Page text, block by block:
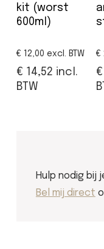
winkelwagen
kit (worst
600ml)
€ 12,00 excl. BTW
€ 14,52 incl.
BTW
€
€
Hulp nodig bij
Bel mij direct